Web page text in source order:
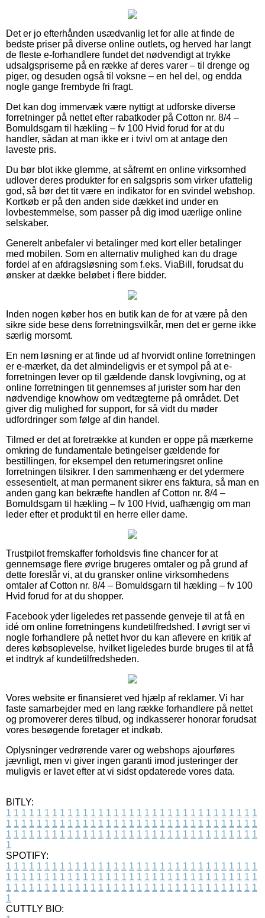
Det er jo efterhånden usædvanlig let for alle at finde de
bedste priser på diverse online outlets, og herved har langt
de fleste e-forhandlere fundet det nødvendigt at trykke
udsalgspriserne på en række af deres varer – til drenge og
piger, og desuden også til voksne – en hel del, og endda
nogle gange frembyde fri fragt.
Det kan dog immervæk være nyttigt at udforske diverse
forretninger på nettet efter rabatkoder på Cotton nr. 8/4 –
Bomuldsgarn til hækling – fv 100 Hvid forud for at du
handler, sådan at man ikke er i tvivl om at antage den
laveste pris.
Du bør blot ikke glemme, at såfremt en online virksomhed
udlover deres produkter for en salgspris som virker ufattelig
god, så bør det tit være en indikator for en svindel webshop.
Kortkøb er på den anden side dækket ind under en
lovbestemmelse, som passer på dig imod uærlige online
selskaber.
Generelt anbefaler vi betalinger med kort eller betalinger
med mobilen. Som en alternativ mulighed kan du drage
fordel af en afdragsløsning som f.eks. ViaBill, forudsat du
ønsker at dække beløbet i flere bidder.
Inden nogen køber hos en butik kan de for at være på den
sikre side bese dens forretningsvilkår, men det er gerne ikke
særlig morsomt.
En nem løsning er at finde ud af hvorvidt online forretningen
er e-mærket, da det almindeligvis er et sympol på at e-
forretningen lever op til gældende dansk lovgivning, og at
online forretningen tit gennemses af jurister som har den
nødvendige knowhow om vedtægterne på området. Det
giver dig mulighed for support, for så vidt du møder
udfordringer som følge af din handel.
Tilmed er det at foretrække at kunden er oppe på mærkerne
omkring de fundamentale betingelser gældende for
bestillingen, for eksempel den returneringsret online
forretningen tilsikrer. I den sammenhæng er det ydermere
essesentielt, at man permanent sikrer ens faktura, så man en
anden gang kan bekræfte handlen af Cotton nr. 8/4 –
Bomuldsgarn til hækling – fv 100 Hvid, uafhængig om man
leder efter et produkt til en herre eller dame.
Trustpilot fremskaffer forholdsvis fine chancer for at
gennemsøge flere øvrige brugeres omtaler og på grund af
dette foreslår vi, at du gransker online virksomhedens
omtaler af Cotton nr. 8/4 – Bomuldsgarn til hækling – fv 100
Hvid forud for at du shopper.
Facebook yder ligeledes ret passende genveje til at få en
idé om online forretningens kundetilfredshed. I øvrigt ser vi
nogle forhandlere på nettet hvor du kan aflevere en kritik af
deres købsoplevelse, hvilket ligeledes burde bruges til at få
et indtryk af kundetilfredsheden.
Vores website er finansieret ved hjælp af reklamer. Vi har
faste samarbejder med en lang række forhandlere på nettet
og promoverer deres tilbud, og indkasserer honorar forudsat
vores besøgende foretager et indkøb.
Oplysninger vedrørende varer og webshops ajourføres
jævnligt, men vi giver ingen garanti imod justeringer der
muligvis er lavet efter at vi sidst opdaterede vores data.
BITLY:
1 1 1 1 1 1 1 1 1 1 1 1 1 1 1 1 1 1 1 1 1 1 1 1 1 1 1 1 1 1 1 1 1
1 1 1 1 1 1 1 1 1 1 1 1 1 1 1 1 1 1 1 1 1 1 1 1 1 1 1 1 1 1 1 1 1
1 1 1 1 1 1 1 1 1 1 1 1 1 1 1 1 1 1 1 1 1 1 1 1 1 1 1 1 1 1 1 1 1
1
SPOTIFY:
1 1 1 1 1 1 1 1 1 1 1 1 1 1 1 1 1 1 1 1 1 1 1 1 1 1 1 1 1 1 1 1 1
1 1 1 1 1 1 1 1 1 1 1 1 1 1 1 1 1 1 1 1 1 1 1 1 1 1 1 1 1 1 1 1 1
1 1 1 1 1 1 1 1 1 1 1 1 1 1 1 1 1 1 1 1 1 1 1 1 1 1 1 1 1 1 1 1 1
1
CUTTLY BIO: